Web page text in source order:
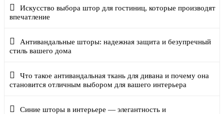
Искусство выбора штор для гостиниц, которые производят
впечатление
Антивандальные шторы: надежная защита и безупречный
стиль вашего дома
Что такое антивандальная ткань для дивана и почему она
становится отличным выбором для вашего интерьера
Синие шторы в интерьере — элегантность и